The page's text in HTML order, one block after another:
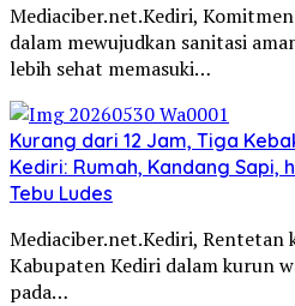
Mediaciber.net.Kediri,
dalam mewujudkan sanitasi
lebih sehat memasuki…
Kurang dari 12 Jam, Tiga
Kediri: Rumah, Kandang Sapi,
Tebu Ludes
Mediaciber.net.Kediri, Rentetan
Kabupaten Kediri dalam kurun
pada…